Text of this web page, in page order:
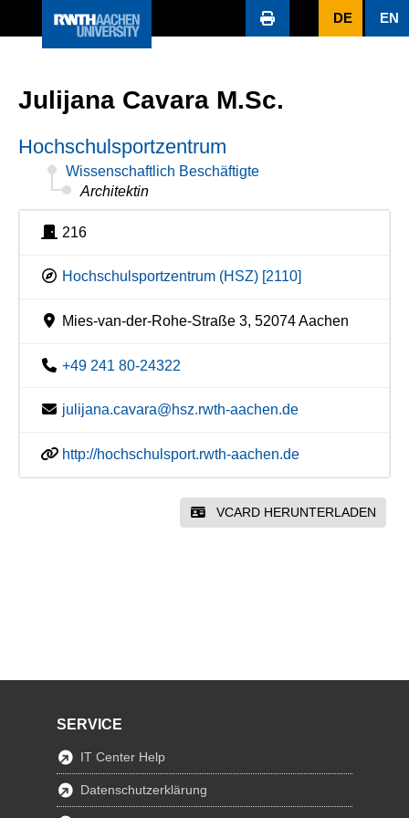
DE EN
Julijana Cavara M.Sc.
Hochschulsportzentrum
Wissenschaftlich Beschäftigte
Architektin
216
Hochschulsportzentrum (HSZ) [2110]
Mies-van-der-Rohe-Straße 3, 52074 Aachen
+49 241 80-24322
julijana.cavara@hsz.rwth-aachen.de
http://hochschulsport.rwth-aachen.de
VCARD HERUNTERLADEN
SERVICE
IT Center Help
Datenschutzerklärung